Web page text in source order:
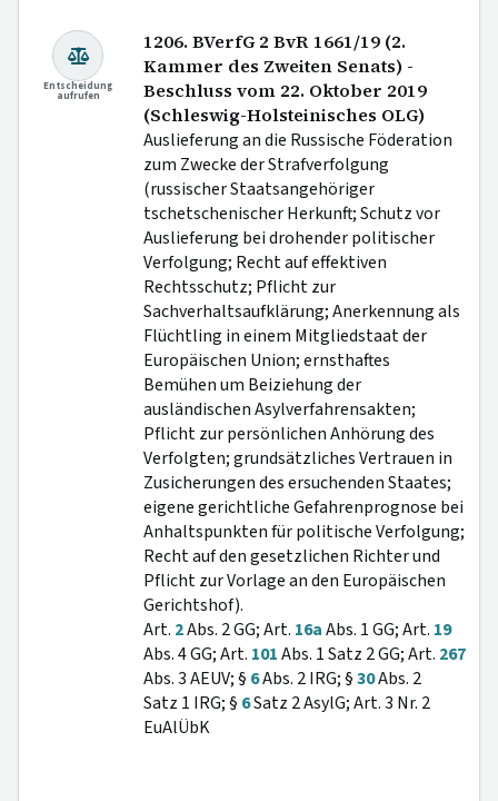
Entscheidung
aufrufen
1206. BVerfG 2 BvR 1661/19 (2.
Kammer des Zweiten Senats) -
Beschluss vom 22. Oktober 2019
(Schleswig-Holsteinisches OLG)
Auslieferung an die Russische Föderation
zum Zwecke der Strafverfolgung
(russischer Staatsangehöriger
tschetschenischer Herkunft; Schutz vor
Auslieferung bei drohender politischer
Verfolgung; Recht auf effektiven
Rechtsschutz; Pflicht zur
Sachverhaltsaufklärung; Anerkennung als
Flüchtling in einem Mitgliedstaat der
Europäischen Union; ernsthaftes
Bemühen um Beiziehung der
ausländischen Asylverfahrensakten;
Pflicht zur persönlichen Anhörung des
Verfolgten; grundsätzliches Vertrauen in
Zusicherungen des ersuchenden Staates;
eigene gerichtliche Gefahrenprognose bei
Anhaltspunkten für politische Verfolgung;
Recht auf den gesetzlichen Richter und
Pflicht zur Vorlage an den Europäischen
Gerichtshof).
Art. 2Abs. 2 GG; Art. 16aAbs. 1 GG; Art. 19
Abs. 4 GG; Art. 101Abs. 1 Satz 2 GG; Art. 267
Abs. 3 AEUV; § 6Abs. 2 IRG; §30Abs. 2
Satz 1 IRG; § 6Satz 2 AsylG; Art. 3 Nr. 2
EuAlÜbK